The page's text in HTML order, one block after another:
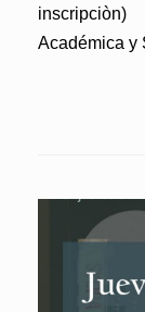
Académica y